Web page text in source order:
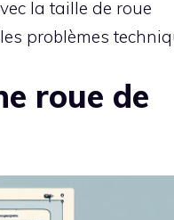
la taille de roue
problèmes
roue de